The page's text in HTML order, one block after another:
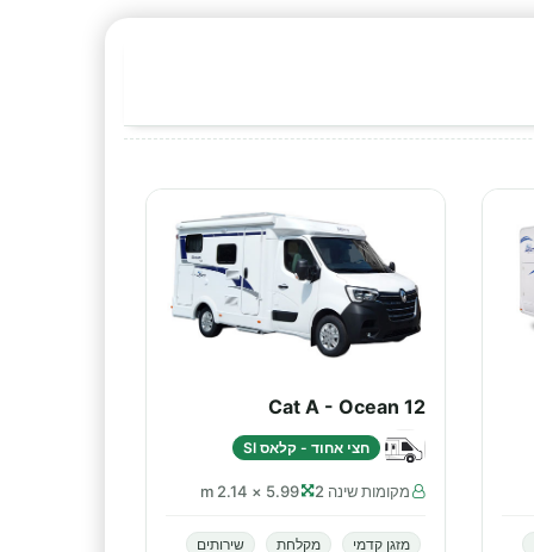
Cat A - Ocean 12
חצי אחוד - קלאס SI
מקומות שינה 2 5.99 × 2.14 m
מזגן קדמי מקלחת שירותים